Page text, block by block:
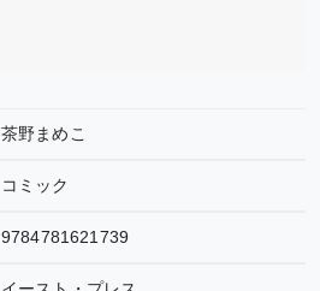
茶野まめこ
コミック
9784781621739